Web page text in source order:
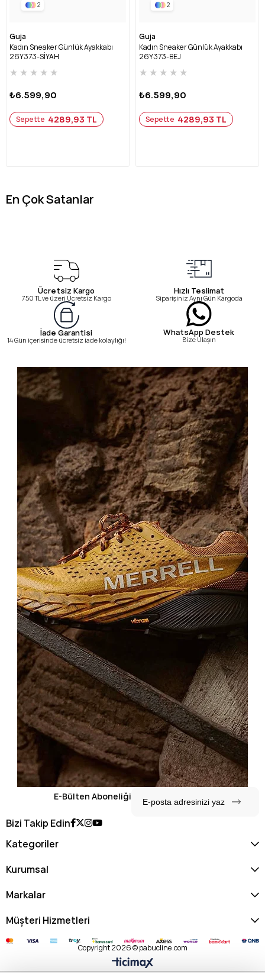
2
Guja
Kadın Sneaker Günlük Ayakkabı
26Y373-SİYAH
★ ★ ★ ★ ★
₺6.599,90
Sepette 4289,93 TL
2
Guja
Kadın Sneaker Günlük Ayakkabı
26Y373-BEJ
★ ★ ★ ★ ★
₺6.599,90
Sepette 4289,93 TL
En Çok Satanlar
Ücretsiz Kargo
750 TL ve üzeri Ücretsiz Kargo
Hızlı Teslimat
Siparişiniz Aynı Gün Kargoda
İade Garantisi
14 Gün içerisinde ücretsiz iade kolaylığı!
WhatsApp Destek
Bize Ulaşın
E-Bülten Aboneliği
Bizi Takip Edin
Kategoriler
Kurumsal
Markalar
Müşteri Hizmetleri
Copyright 2026 © pabucline.com